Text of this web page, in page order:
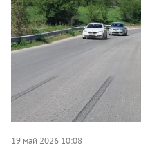
19 май 2026 10:08